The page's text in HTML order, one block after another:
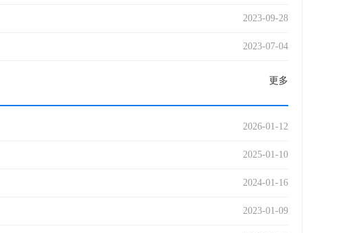
2023-09-28
2023-07-04
更多
2026-01-12
2025-01-10
2024-01-16
2023-01-09